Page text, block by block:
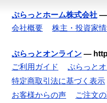
ぷらっとホーム株式会社 —
会社概要
株主・投資家
ぷらっとオンライン —
ご利用ガイド
ぷらっと
特定商取引法に基づく表示
お客様からの声
ご注文